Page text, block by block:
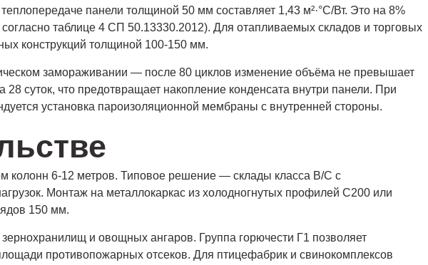
панели толщиной 50 мм составляет 1,43 м²·°С/Вт. Это на 8%
таблице 4 СП 50.13330.2012). Для отапливаемых складов и торговых
конструкций толщиной 100-150 мм.
замораживании — после 80 циклов изменение объёма не превышает
суток, что предотвращает накопление конденсата внутри панели. При
установка пароизоляционной мембраны с внутренней стороны.
колонн 6-12 метров. Типовое решение — склады класса B/C с
Монтаж на металлокаркас из холодногнутых профилей С200 или
150 мм.
и овощных ангаров. Группа горючести Г1 позволяет
противопожарных отсеков. Для птицефабрик и свинокомплексов